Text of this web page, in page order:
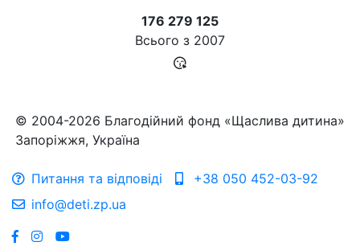
176 279 125
Всього з 2007
© 2004-2026 Благодійний фонд «Щаслива дитина»
Запоріжжя, Україна
Питання та відповіді
+38 050 452-03-92
info@deti.zp.ua